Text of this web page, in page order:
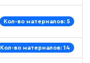
Кол-во материалов: 5
Кол-во материалов: 14